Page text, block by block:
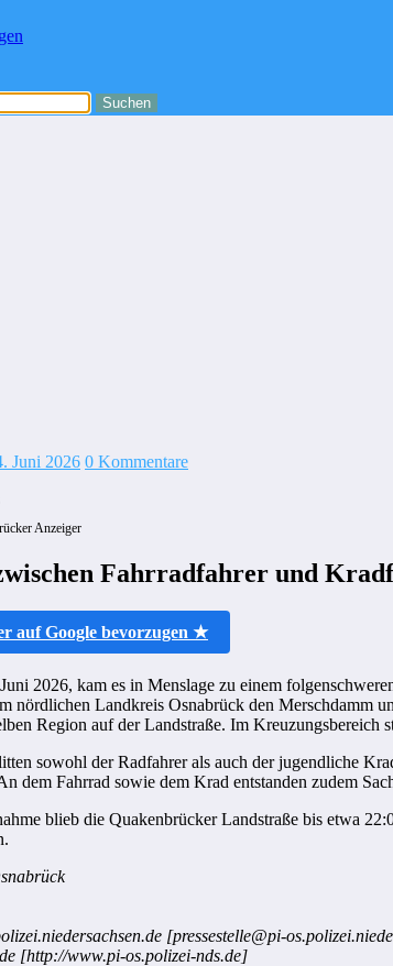
Juni 2026 0 Kommentare
Anzeiger
Fahrradfahrer und
auf Google bevorzugen ★
2026, kam es in Menslage zu einem
nördlichen Landkreis Osnabrück den Merschdamm
Region auf der Landstraße. Im Kreuzungsbereich
sowohl der Radfahrer als auch der jugendliche
dem Fahrrad sowie dem Krad entstanden zudem
blieb die Quakenbrücker Landstraße bis etwa
[pressestelle@pi-
[http://www.pi-os.polizei-nds.de]